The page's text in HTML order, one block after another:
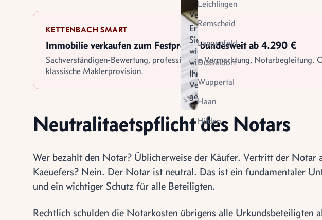
Verkauf
Erfahren
Sie
wie
wir
Ihren
Verkauf
gestalten
Vermietung
Virtuelle
Leichlingen
Remscheid
Langenfeld
Düsseldorf
Wuppertal
Haan
Hilden
KETTENBACH SMART
Immobilie verkaufen zum Festpreis - bundesweit ab 4.290 €
Sachverständigen-Bewertung, professionelle Vermarktung, Notarbegleitung.
klassische Maklerprovision.
Neutralitaetspflicht des Notars
Wer bezahlt den Notar? Üblicherweise der Käufer. Vertritt der Notar
Kaeuefers? Nein. Der Notar ist neutral. Das ist ein fundamentaler
und ein wichtiger Schutz für alle Beteiligten.
Rechtlich schulden die Notarkosten übrigens alle Urkundsbeteiligten